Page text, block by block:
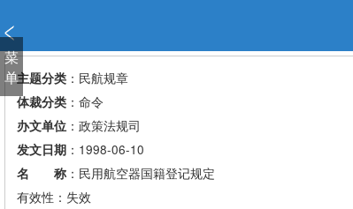
菜
单主题分类：民航规章
体裁分类：命令
办文单位：政策法规司
发文日期：1998-06-10
名 称：民用航空器国籍登记规定
有效性：失效
窗
口
打
开